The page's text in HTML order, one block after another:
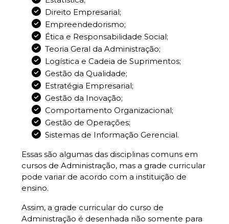
Direito Empresarial;
Empreendedorismo;
Ética e Responsabilidade Social;
Teoria Geral da Administração;
Logística e Cadeia de Suprimentos;
Gestão da Qualidade;
Estratégia Empresarial;
Gestão da Inovação;
Comportamento Organizacional;
Gestão de Operações;
Sistemas de Informação Gerencial.
Essas são algumas das disciplinas comuns em
cursos de Administração, mas a grade curricular
pode variar de acordo com a instituição de
ensino.
Assim, a grade curricular do curso de
Administração é desenhada não somente para